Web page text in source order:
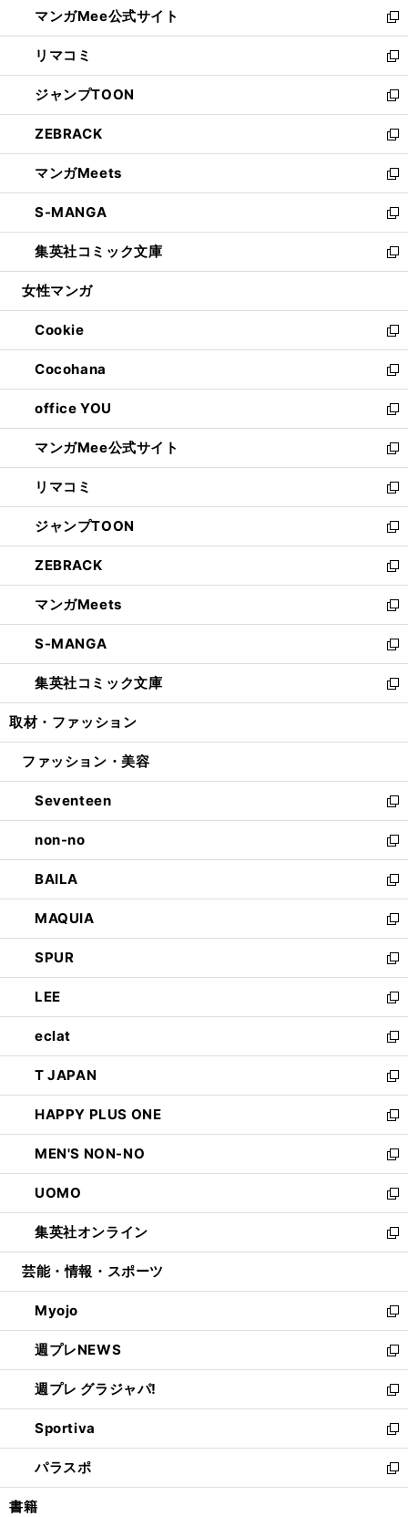
く
ド
ウ
で
開
く
ィ
ン
ド
ウ
で
開
く
い
ウ
ィ
ン
ド
ウ
で
開
く
マンガMee公式サイト
新
し
い
ウ
ィ
ン
ド
ウ
で
開
く
リマコミ
新
し
い
ウ
ィ
ン
ド
ウ
で
開
く
ジャンプTOON
新
し
い
ウ
ィ
ン
ド
ウ
で
開
ZEBRACK
新
し
い
ウ
ィ
ン
ド
ウ
開
く
マンガMeets
新
し
い
ウ
ィ
ン
ウ
で
開
く
S-MANGA
新
し
い
ウ
ン
ド
ウ
で
開
く
集英社コミック文庫
新
し
ウ
ィ
ン
ド
ウ
で
開
く
女性マンガ
Cookie
新
し
い
ウ
ィ
ン
ド
ウ
で
開
く
Cocohana
新
し
い
ウ
ィ
ン
ド
ウ
で
開
く
office YOU
新
し
い
ウ
ィ
ン
ド
ウ
で
開
く
マンガMee公式サイト
新
し
い
ウ
ィ
ン
ド
ウ
で
開
く
リマコミ
新
し
い
ウ
ィ
ン
ド
ウ
で
開
く
ジャンプTOON
新
し
い
ウ
ィ
ン
ド
ウ
で
開
ZEBRACK
新
し
い
ウ
ィ
ン
ド
ウ
開
マンガMeets
新
し
い
ウ
ィ
ン
ウ
開
く
S-MANGA
新
し
い
ウ
ン
ウ
で
開
く
集英社コミック文庫
新
し
ウ
ン
ド
ウ
で
開
く
取材・ファッション
ファッション・美容
Seventeen
新
し
い
ウ
ィ
ン
ド
ウ
で
開
く
non-no
新
し
い
ウ
ィ
ン
ド
ウ
で
開
く
BAILA
新
し
い
ウ
ィ
ン
ド
ウ
で
開
く
MAQUIA
新
し
い
ウ
ィ
ン
ド
ウ
で
開
く
SPUR
新
し
い
ウ
ィ
ン
ド
ウ
で
開
く
LEE
新
し
い
ウ
ィ
ン
ド
ウ
で
開
く
eclat
新
し
い
ウ
ィ
ン
ド
ウ
で
開
く
T JAPAN
新
し
い
ウ
ィ
ン
ド
ウ
で
開
HAPPY PLUS ONE
新
し
い
ウ
ィ
ン
ド
ウ
開
く
MEN'S NON-NO
新
し
い
ウ
ィ
ン
ウ
で
開
く
UOMO
新
し
い
ウ
ン
ド
ウ
で
開
く
集英社オンライン
新
し
ウ
ィ
ン
ド
ウ
で
開
く
芸能・情報・スポーツ
Myojo
新
し
い
ウ
ィ
ン
ド
ウ
で
開
週プレNEWS
新
し
い
ウ
ィ
ン
ド
ウ
週プレ グラジャパ!
新
し
い
ウ
ィ
ン
Sportiva
新
し
い
ウ
パラスポ
新
し
書籍